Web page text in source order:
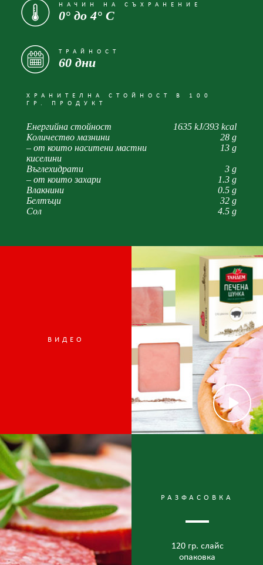
НАЧИН НА СЪХРАНЕНИЕ
0° до 4° С
ТРАЙНОСТ
60 дни
ХРАНИТЕЛНА СТОЙНОСТ В 100
ГР. ПРОДУКТ
Енергийна стойност
1635 kJ/393 kcal
Количество мазнини
28 g
– от които наситени мастни
киселини
13 g
Въглехидрати
3 g
– от които захари
1.3 g
Влакнини
0.5 g
Белтъци
32 g
Сол
4.5 g
ВИДЕО
РАЗФАСОВКА
120 гр. слайс
опаковка